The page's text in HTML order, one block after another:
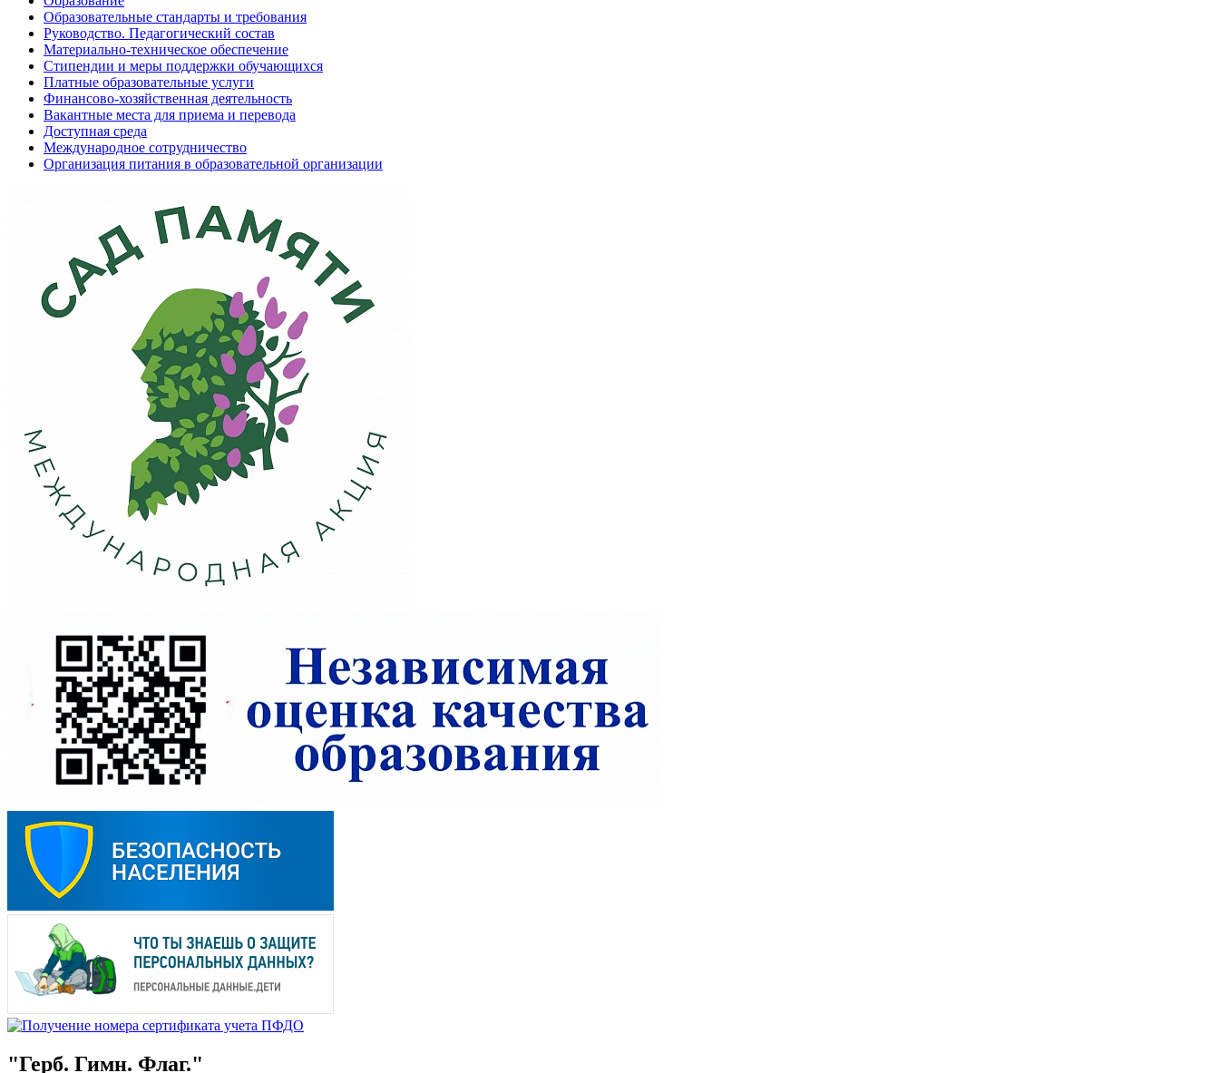
Образовательные стандарты и требования
Руководство. Педагогический состав
Материально-техническое обеспечение
Стипендии и меры поддержки обучающихся
Платные образовательные услуги
Финансово-хозяйственная деятельность
Вакантные места для приема и перевода
Доступная среда
Международное сотрудничество
Организация питания в образовательной организации
"Герб. Гимн. Флаг."